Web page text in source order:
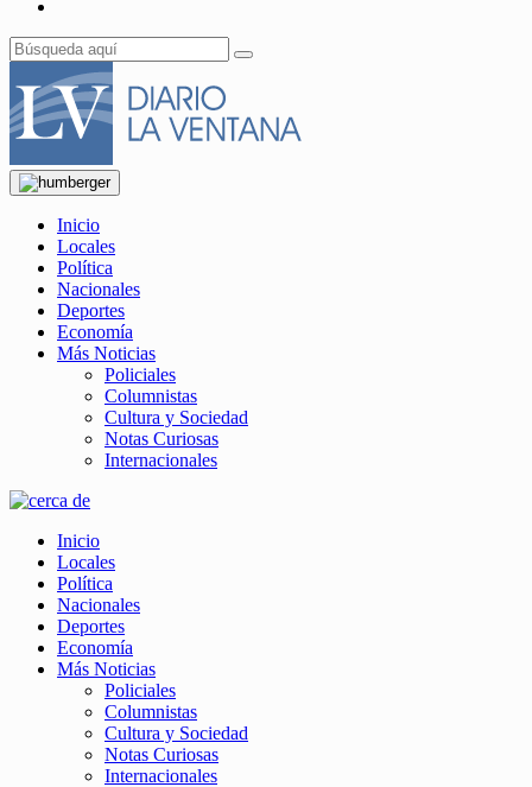
Inicio
Locales
Política
Nacionales
Deportes
Economía
Más Noticias
Policiales
Columnistas
Cultura y Sociedad
Notas Curiosas
Internacionales
Inicio
Locales
Política
Nacionales
Deportes
Economía
Más Noticias
Policiales
Columnistas
Cultura y Sociedad
Notas Curiosas
Internacionales